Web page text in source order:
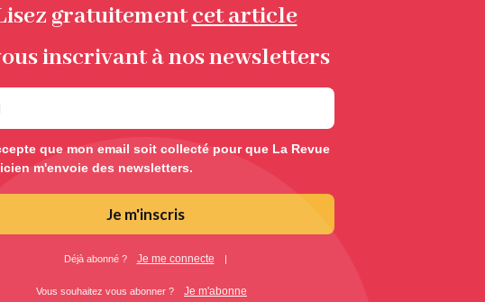
gratuitementcet article
inscrivant à nos newsletters
que mon email soit collecté pour que La Revue
m'envoie des newsletters.
Je m'inscris
Déjà abonné ? Je me connecte |
Vous souhaitez vous abonner ? Je m'abonne